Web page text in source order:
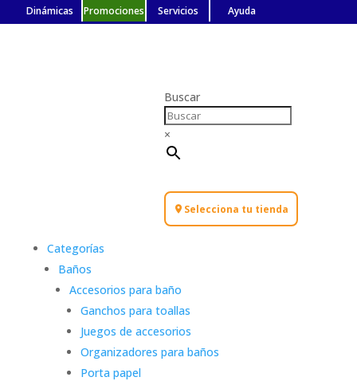
Dinámicas Promociones Servicios Ayuda
Categorías
Baños
Accesorios para baño
Ganchos para toallas
Juegos de accesorios
Organizadores para baños
Porta papel
Buscar
×
Selecciona tu tienda